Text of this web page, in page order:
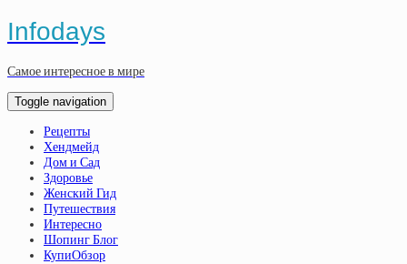
Infodays
Самое интересное в мире
Toggle navigation
Рецепты
Хендмейд
Дом и Сад
Здоровье
Женский Гид
Путешествия
Интересно
Шопинг Блог
КупиОбзор